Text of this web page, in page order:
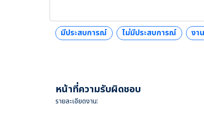
มีประสบการณ์ ไม่มีประสบการณ์ งา
หน้าที่ความรับผิดชอบ
รายละเอียดงาน: